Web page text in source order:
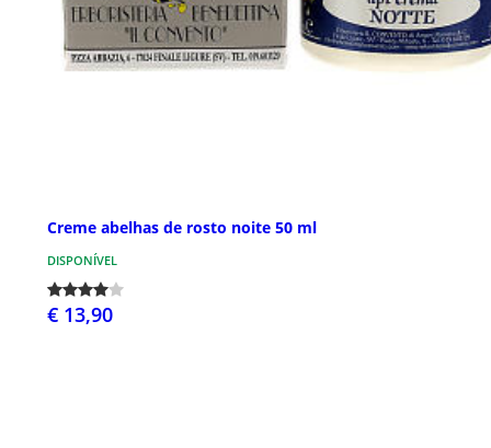
Creme abelhas de rosto noite 50 ml
DISPONÍVEL
€ 13,90